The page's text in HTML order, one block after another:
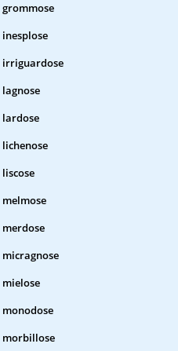
grommose
inesplose
irriguardose
lagnose
lardose
lichenose
liscose
melmose
merdose
micragnose
mielose
monodose
morbillose